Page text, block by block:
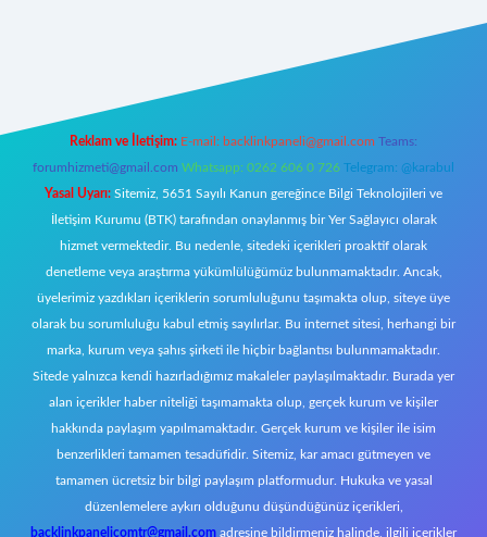
Reklam ve İletişim: E-mail: backlinkpaneli@gmail.com Teams:
forumhizmeti@gmail.com Whatsapp: 0262 606 0 726 Telegram: @karabul
Yasal Uyarı: Sitemiz, 5651 Sayılı Kanun gereğince Bilgi Teknolojileri ve
İletişim Kurumu (BTK) tarafından onaylanmış bir Yer Sağlayıcı olarak
hizmet vermektedir. Bu nedenle, sitedeki içerikleri proaktif olarak
denetleme veya araştırma yükümlülüğümüz bulunmamaktadır. Ancak,
üyelerimiz yazdıkları içeriklerin sorumluluğunu taşımakta olup, siteye üye
olarak bu sorumluluğu kabul etmiş sayılırlar. Bu internet sitesi, herhangi bir
marka, kurum veya şahıs şirketi ile hiçbir bağlantısı bulunmamaktadır.
Sitede yalnızca kendi hazırladığımız makaleler paylaşılmaktadır. Burada yer
alan içerikler haber niteliği taşımamakta olup, gerçek kurum ve kişiler
hakkında paylaşım yapılmamaktadır. Gerçek kurum ve kişiler ile isim
benzerlikleri tamamen tesadüfidir. Sitemiz, kar amacı gütmeyen ve
tamamen ücretsiz bir bilgi paylaşım platformudur. Hukuka ve yasal
düzenlemelere aykırı olduğunu düşündüğünüz içerikleri,
backlinkpanelicomtr@gmail.com adresine bildirmeniz halinde, ilgili içerikler